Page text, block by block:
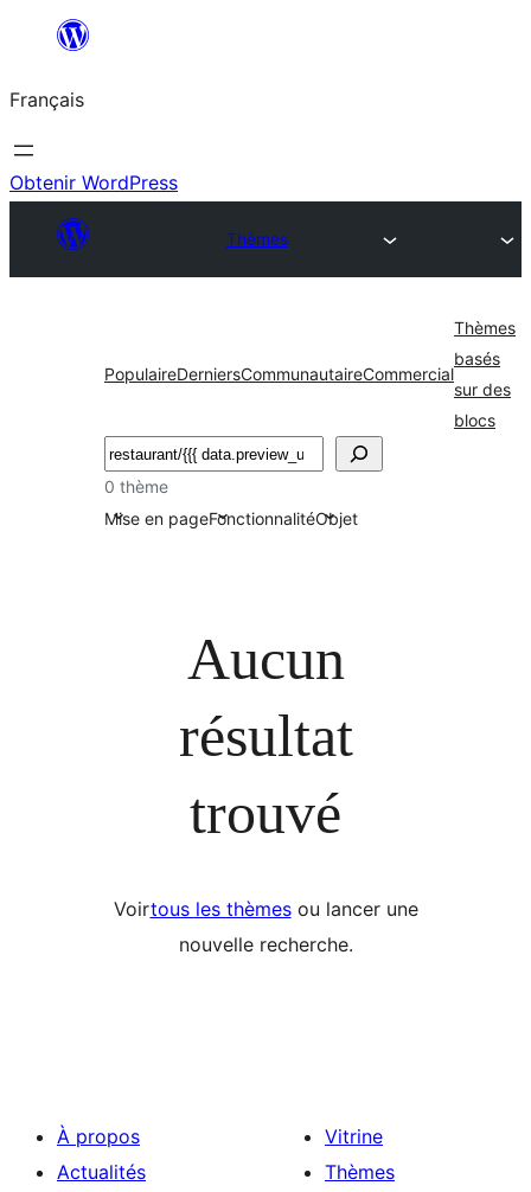
contenu
Français
Obtenir WordPress
Thèmes
PopulaireDerniersCommunautaireCommercial
Thèmes
basés
sur des
blocs
Rechercher
0 thème
Mise en pageFonctionnalitéObjet
Aucun
résultat
trouvé
Voirtous les thèmesou lancer une
nouvelle recherche.
À propos
Actualités
Vitrine
Thèmes